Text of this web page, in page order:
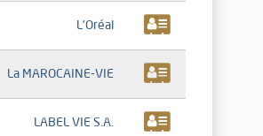
L'Oréal
La MAROCAINE-VIE
LABEL VIE S.A.